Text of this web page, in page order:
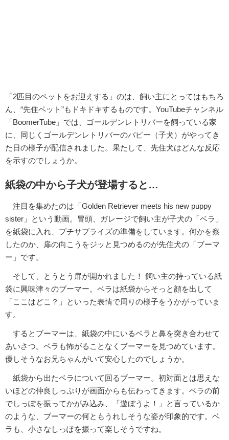
「2匹目のペットをお迎えする」のは、飼い主にとってはもちろ
ん、“先住ペット”もドキドキするものです。YouTubeチャンネル
「BoomerTube」では、ゴールデンレトリバーを飼っている家
に、同じくゴールデンレトリバーのパピー（子犬）がやってき
た日の様子が配信されました。果たして、先住犬はどんな反応
を示すのでしょうか。
紙袋の中から子犬が登場すると…
注目を集めたのは「Golden Retriever meets his new puppy
sister」という動画。冒頭、ガレージで飼い主が子犬の「ベラ」
を紙袋に入れ、プチサプライズの準備をしています。何かを察
したのか、扉の向こうをジッと見つめるのが先住犬の「ブーマ
ー」です。
そして、とうとう扉が開かれました！ 飼い主の持っている紙
袋に興味津々のブーマー。ベラは紙袋からそっと顔を出して
「ここはどこ？」といった表情で周りの様子をうかがっていま
す。
するとブーマーは、紙袋の中にいるベラと鼻を突き合わせて
あいさつ。ベラも怖がることなくブーマーを見つめています。
優しそうなお兄ちゃんがいて安心したのでしょうか。
紙袋から出たベラについて回るブーマー。初対面とは思えな
いほどの仲良しっぷりが画面からも伝わってきます。ベラの前
でしっぽを振ってかがみ込み、「遊ぼうよ！」と言っているか
のような、ブーマーの何ともうれしそうな姿が印象的です。ベ
ラも、小さなしっぽを振って楽しそうですね。